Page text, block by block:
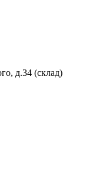
д.34 (склад)